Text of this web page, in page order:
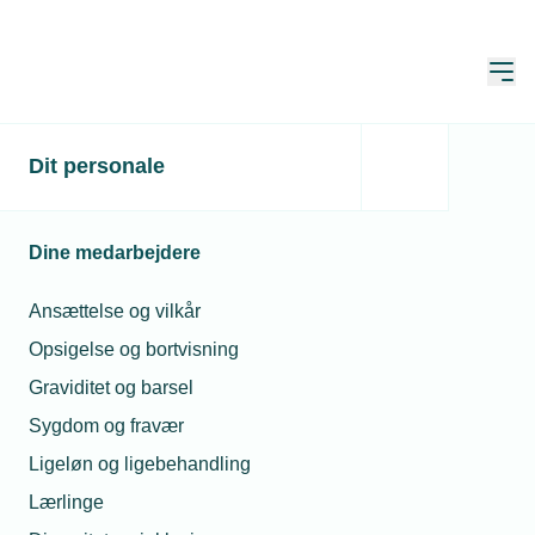
Dit personale
Dine medarbejdere
Ansættelse og vilkår
Opsigelse og bortvisning
Graviditet og barsel
Sygdom og fravær
Ligeløn og ligebehandling
Lærlinge
Lønområder
Lønnen til dine ansatte afhænger af
den overenskomst, de arbejder under.
Læs mere om løn på:
Elområdet